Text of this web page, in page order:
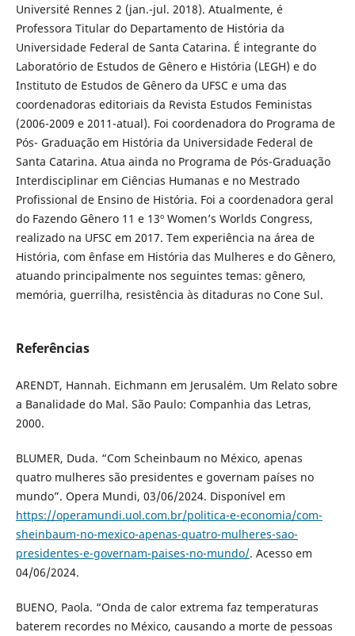
Université Rennes 2 (jan.-jul. 2018). Atualmente, é
Professora Titular do Departamento de História da
Universidade Federal de Santa Catarina. É integrante do
Laboratório de Estudos de Gênero e História (LEGH) e do
Instituto de Estudos de Gênero da UFSC e uma das
coordenadoras editoriais da Revista Estudos Feministas
(2006-2009 e 2011-atual). Foi coordenadora do Programa de
Pós- Graduação em História da Universidade Federal de
Santa Catarina. Atua ainda no Programa de Pós-Graduação
Interdisciplinar em Ciências Humanas e no Mestrado
Profissional de Ensino de História. Foi a coordenadora geral
do Fazendo Gênero 11 e 13º Women’s Worlds Congress,
realizado na UFSC em 2017. Tem experiência na área de
História, com ênfase em História das Mulheres e do Gênero,
atuando principalmente nos seguintes temas: gênero,
memória, guerrilha, resistência às ditaduras no Cone Sul.
Referências
ARENDT, Hannah. Eichmann em Jerusalém. Um Relato sobre
a Banalidade do Mal. São Paulo: Companhia das Letras,
2000.
BLUMER, Duda. “Com Scheinbaum no México, apenas
quatro mulheres são presidentes e governam países no
mundo”. Opera Mundi, 03/06/2024. Disponível em
https://operamundi.uol.com.br/politica-e-economia/com-
sheinbaum-no-mexico-apenas-quatro-mulheres-sao-
presidentes-e-governam-paises-no-mundo/. Acesso em
04/06/2024.
BUENO, Paola. “Onda de calor extrema faz temperaturas
baterem recordes no México, causando a morte de pessoas